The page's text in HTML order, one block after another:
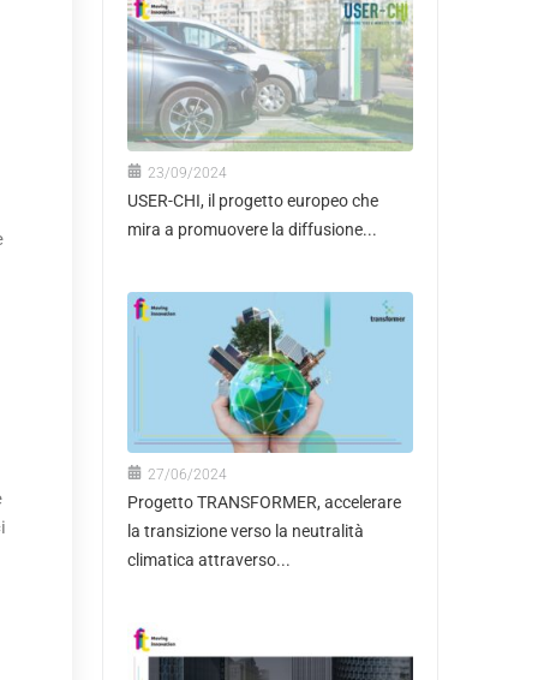
23/09/2024
USER-CHI, il progetto europeo che
mira a promuovere la diffusione...
27/06/2024
Progetto TRANSFORMER, accelerare
la transizione verso la neutralità
climatica attraverso...